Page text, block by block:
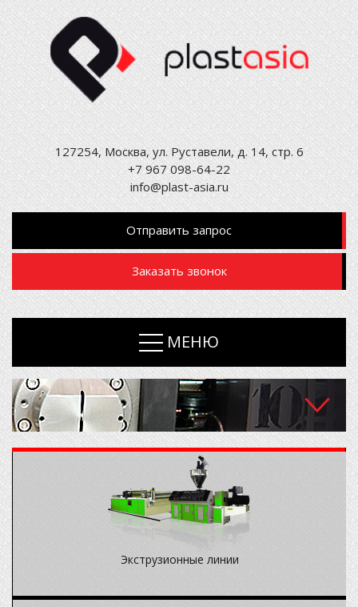
127254, Москва, ул. Руставели, д. 14, стр. 6
+7 967 098-64-22
info@plast-asia.ru
Отправить запрос
Заказать звонок
МЕНЮ
О компании
Новости
Оборудование
На складе
Периферийное оборудование
Надежное, высокопроизводительное, энергосберегающее
вспомогательное оборудование для переработки пластмасс.
Экструзионные линии